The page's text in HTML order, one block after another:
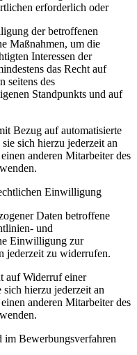
erforderlich oder
der betroffenen
Maßnahmen, um die
Interessen der
das Recht auf
seitens des
Standpunkts und auf
Bezug auf automatisierte
sich hierzu jederzeit an
anderen Mitarbeiter des
Einwilligung
Daten betroffene
und
Einwilligung zur
jederzeit zu widerrufen.
auf Widerruf einer
hierzu jederzeit an
anderen Mitarbeiter des
im Bewerbungsverfahren